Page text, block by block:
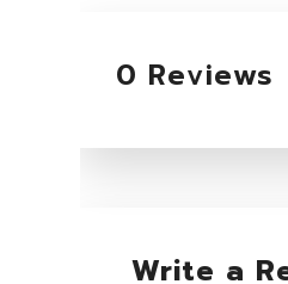
0 Reviews
Write a